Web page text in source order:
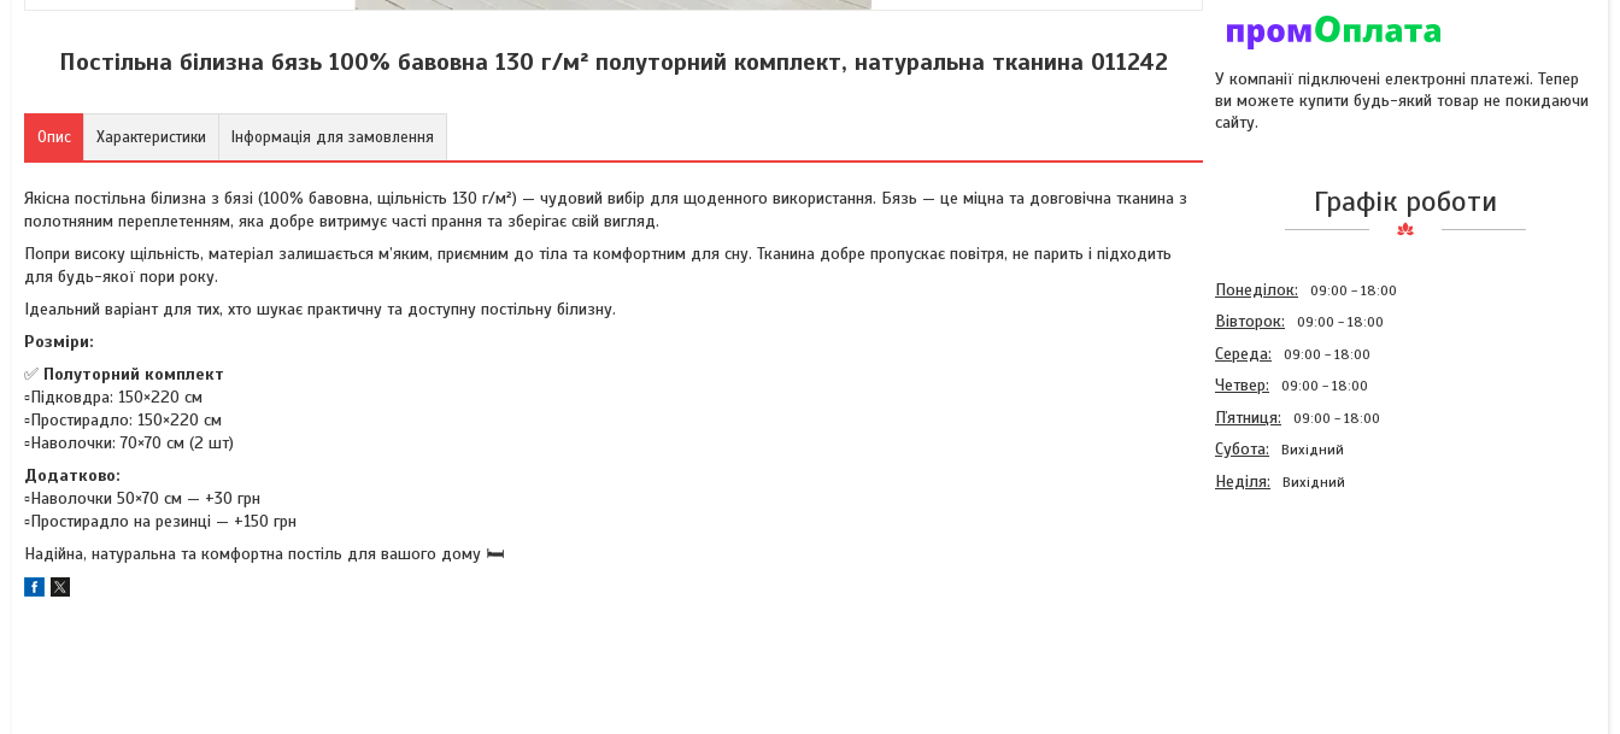
Постільна білизна бязь 100% бавовна 130 г/м² полуторний комплект, натуральна тканина 011242
Опис Характеристики Інформація для замовлення
Якісна постільна білизна з бязі (100% бавовна, щільність 130 г/м²) — чудовий вибір для щоденного використання. Бязь — це міцна та довговічна тканина з
полотняним переплетенням, яка добре витримує часті прання та зберігає свій вигляд.
Попри високу щільність, матеріал залишається м’яким, приємним до тіла та комфортним для сну. Тканина добре пропускає повітря, не парить і підходить
для будь-якої пори року.
Ідеальний варіант для тих, хто шукає практичну та доступну постільну білизну.
Розміри:
✅ Полуторний комплект
▫️Підковдра: 150×220 см
▫️Простирадло: 150×220 см
▫️Наволочки: 70×70 см (2 шт)
Додатково:
▫️Наволочки 50×70 см — +30 грн
▫️Простирадло на резинці — +150 грн
Надійна, натуральна та комфортна постіль для вашого дому 🛏️
У компанії підключені електронні платежі. Тепер
ви можете купити будь-який товар не покидаючи
сайту.
Графік роботи
Понеділок 09:00 18:00
Вівторок 09:00 18:00
Середа 09:00 18:00
Четвер 09:00 18:00
Пʼятниця 09:00 18:00
Субота Вихідний
Неділя Вихідний